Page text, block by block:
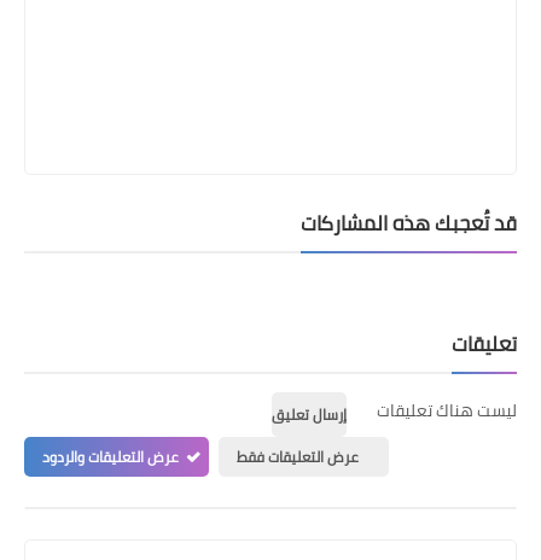
قد تُعجبك هذه المشاركات
تعليقات
ليست هناك تعليقات
إرسال تعليق
عرض التعليقات فقط
عرض التعليقات والردود